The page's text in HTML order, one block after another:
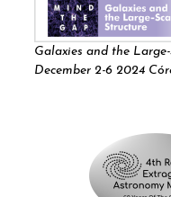
Galaxies and the
December 2-6 2024